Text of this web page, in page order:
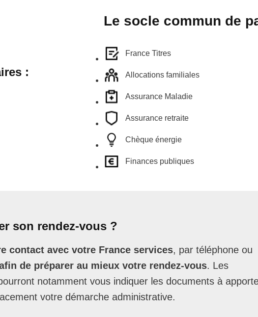
:
Le socle commun de
France Titres
Allocations familiales
Assurance Maladie
Assurance retraite
Chèque énergie
Finances publiques
son rendez-vous ?
contact avec votre France services, par téléphone ou
de préparer au mieux votre rendez-vous. Les
notamment vous indiquer les documents à
votre démarche administrative.